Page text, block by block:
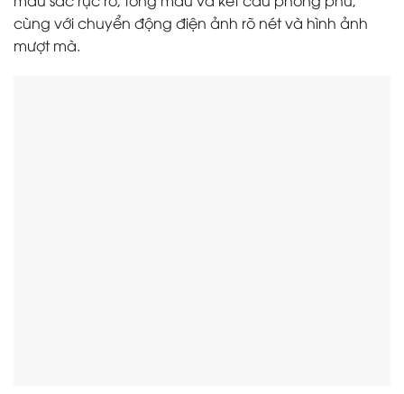
cùng với chuyển động điện ảnh rõ nét và hình ảnh
mượt mà.